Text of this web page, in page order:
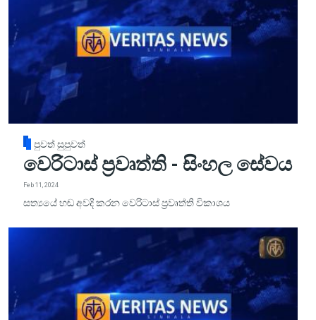
පුවත් සුපුවත්
වෙරිටාස් ප්‍රවෘත්ති - සිංහල සේවය
Feb 11, 2024
සත්‍යයේ හඬ අවදි කරන වෙරිටාස් ප්‍රවෘත්ති විකාශය